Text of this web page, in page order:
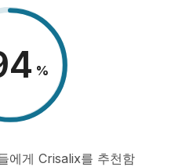
%
에게 Crisalix를 추천함